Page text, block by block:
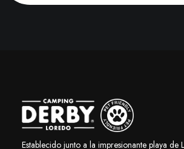
Establecido junto a la impresionante playa de